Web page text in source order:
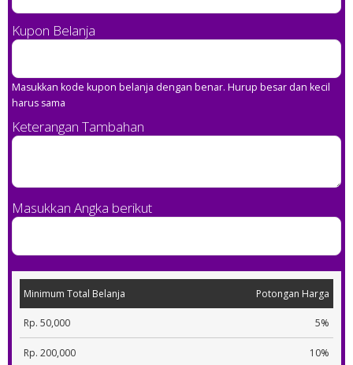
Kupon Belanja
Masukkan kode kupon belanja dengan benar. Hurup besar dan kecil
harus sama
Keterangan Tambahan
Masukkan Angka berikut
Minimum Total Belanja Potongan Harga
Rp. 50,000 5%
Rp. 200,000 10%